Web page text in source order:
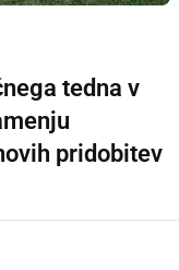
tedna v
pridobitev